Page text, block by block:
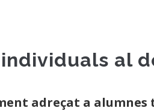
al
adreçat a